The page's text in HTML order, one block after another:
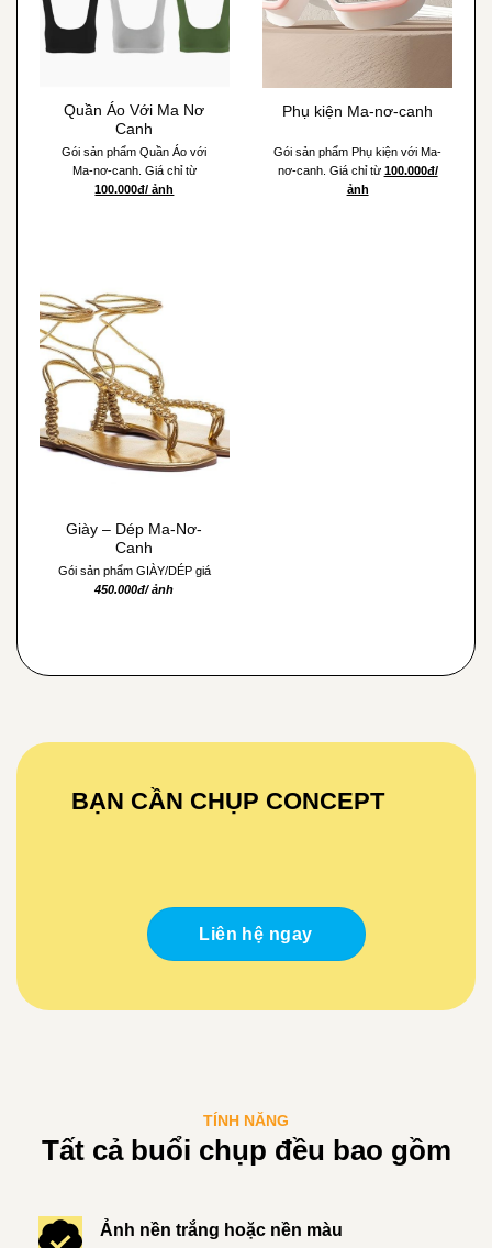
Quần Áo Với Ma Nơ
Canh
Gói sản phẩm Quần Áo với
Ma-nơ-canh. Giá chỉ từ
100.000đ/ ảnh
Phụ kiện Ma-nơ-canh
Gói sản phẩm Phụ kiện với Ma-
nơ-canh. Giá chỉ từ 100.000đ/
ảnh
Giày – Dép Ma-Nơ-
Canh
Gói sản phẩm GIÀY/DÉP giá
450.000đ/ ảnh
BẠN CẦN CHỤP CONCEPT
Liên hệ ngay
TÍNH NĂNG
Tất cả buổi chụp đều bao gồm
Ảnh nền trắng hoặc nền màu